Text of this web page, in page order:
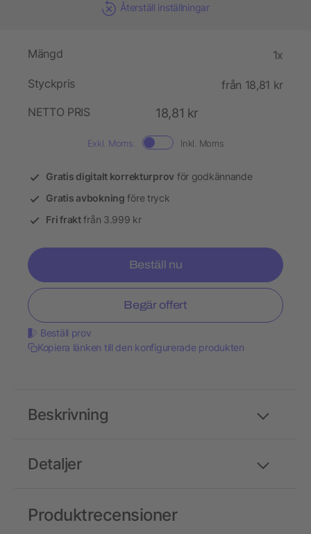
Återställ inställningar
Mängd 1x
Styckpris
från 18,81 kr
NETTO PRIS
18,81 kr
Exkl. Moms. Inkl. Moms
Gratis digitalt korrekturprov för godkännande
Gratis avbokning före tryck
Fri fraktfrån 3.999 kr
Beställ nu
Begär offert
Beställ prov
Kopiera länken till den konfigurerade produkten
Detaljer
Beskrivning
Produktrecensioner